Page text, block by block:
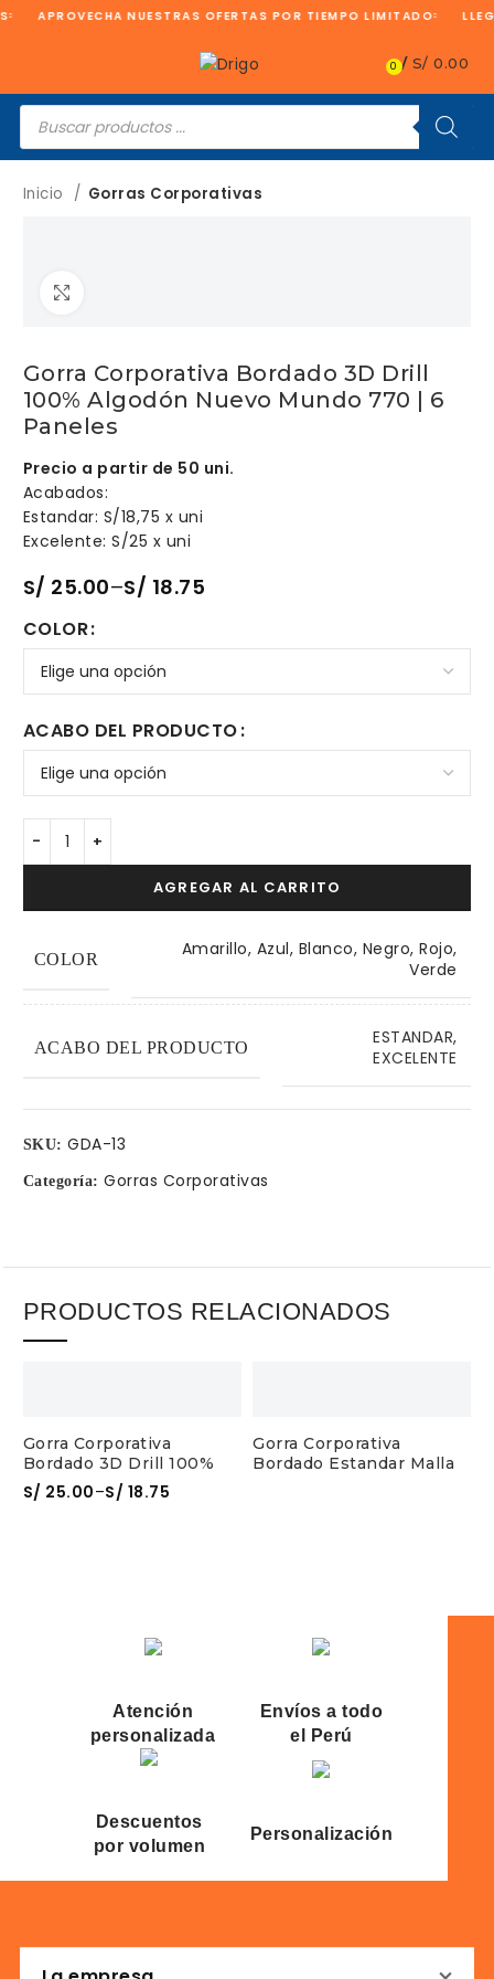
APROVECHA NUESTRAS OFERTAS POR TIEMPO LIMITADO
0 / S/ 0.00
Búsqueda
de
productos
Inicio Gorras Corporativas
Gorra Corporativa Bordado 3D Drill
100% Algodón Nuevo Mundo 770 | 6
Paneles
S/ 18.75
–
S/ 25.00
Precio a partir de 50 uni.
Acabados:
Estandar: S/18,75 x uni
Excelente: S/25 x uni
COLOR
Amarillo, Azul, Blanco, Negro, Rojo,
Verde
ACABO DEL PRODUCTO ESTANDAR,
EXCELENTE
COLOR
ACABO DEL PRODUCTO
AGREGAR AL CARRITO
SKU:GDA-13
Categoría: Gorras Corporativas
PRODUCTOS RELACIONADOS
Gorra Corporativa
Bordado 3D Drill 100%
Algodón Nuevo Mundo
770 | 5 Paneles
S/ 18.75
–
S/ 25.00
Gorra Corporativa
Bordado Estandar Malla
Atención
personalizada
Envíos a todo
el Perú
Descuentos
por volumen
Personalización